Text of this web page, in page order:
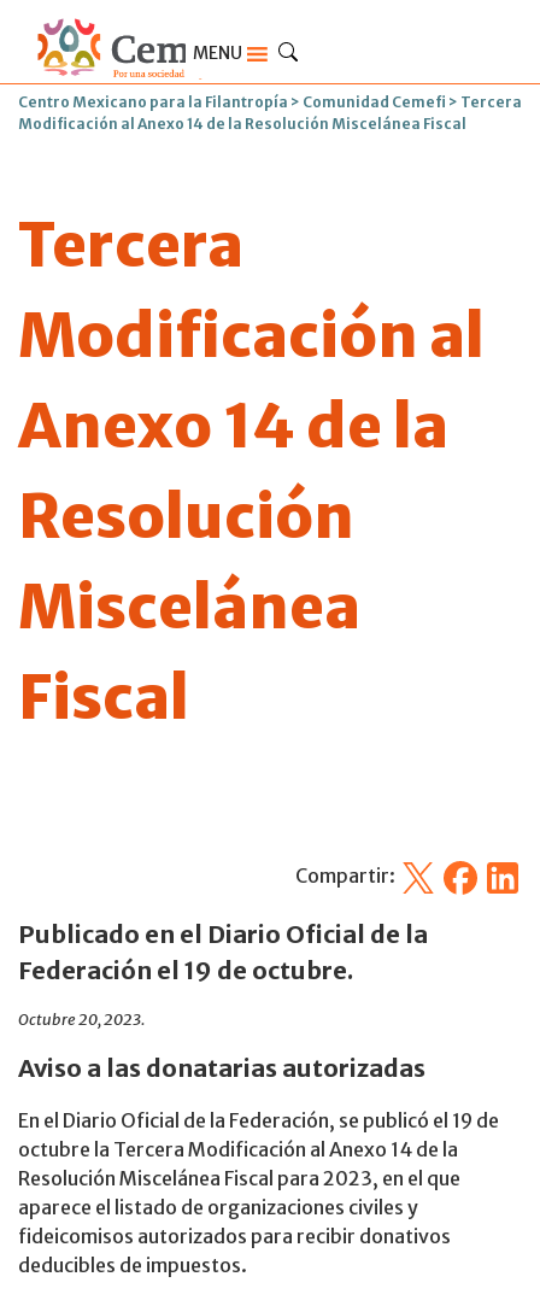
MENU
Centro Mexicano para la Filantropía > Comunidad Cemefi > Tercera
Modificación al Anexo 14 de la Resolución Miscelánea Fiscal
Tercera
Modificación al
Anexo 14 de la
Resolución
Miscelánea
Fiscal
Compartir: X Facebook
Publicado en el Diario Oficial de la
Federación el 19 de octubre.
Octubre 20, 2023.
Aviso a las donatarias autorizadas
En el Diario Oficial de la Federación, se publicó el 19 de
octubre la Tercera Modificación al Anexo 14 de la
Resolución Miscelánea Fiscal para 2023, en el que
aparece el listado de organizaciones civiles y
fideicomisos autorizados para recibir donativos
deducibles de impuestos.